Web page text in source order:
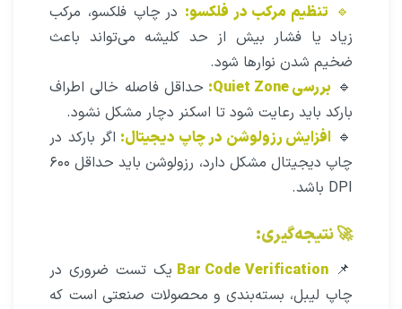
🔹 تنظیم مرکب در فلکسو: در چاپ فلکسو، مرکب
زیاد یا فشار بیش از حد کلیشه می‌تواند باعث
ضخیم شدن نوارها شود.
🔹 بررسی Quiet Zone:
حداقل فاصله خالی اطراف
بارکد باید رعایت شود تا اسکنر دچار مشکل نشود.
🔹 افزایش رزولوشن در چاپ دیجیتال: اگر بارکد در
چاپ دیجیتال مشکل دارد، رزولوشن باید حداقل ۶۰۰
DPI باشد.
🚀 نتیجه‌گیری:
📌
Bar Code Verification یک تست ضروری در
چاپ لیبل، بسته‌بندی و محصولات صنعتی است که